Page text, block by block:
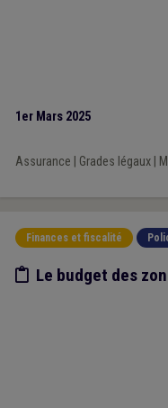
1er Mars 2025
Assurance Grades légaux|
Finances et fiscalité
Etude/chiffres
Le budget des